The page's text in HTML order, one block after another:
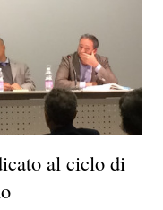
al ciclo di